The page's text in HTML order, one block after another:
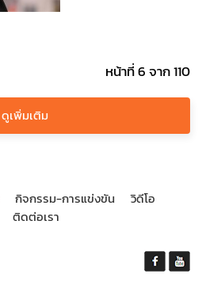
หน้าที่ 6 จาก 110
ดูเพิ่มเติม
กิจกรรม-การแข่งขัน
วิดีโอ
ติดต่อเรา